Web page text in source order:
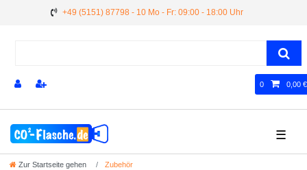
+49 (5151) 87798 - 10 Mo - Fr: 09:00 - 18:00 Uhr
0 0,00 €
☰
Zur Startseite gehen
Zubehör